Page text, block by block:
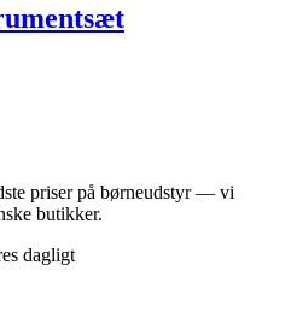
priser på børneudstyr — vi
butikker.
dagligt